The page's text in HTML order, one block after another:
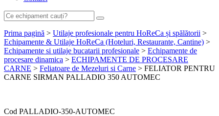
Prima pagină > Utilaje profesionale pentru HoReCa și spălătorii >
Echipamente & Utilaje HoReCa (Hoteluri, Restaurante, Cantine) >
Echipamente si utilaje bucatarii profesionale > Echipamente de
procesare dinamica > ECHIPAMENTE DE PROCESARE
CARNE > Feliatoare de Mezeluri si Carne > FELIATOR PENTRU
CARNE SIRMAN PALLADIO 350 AUTOMEC
Cod PALLADIO-350-AUTOMEC